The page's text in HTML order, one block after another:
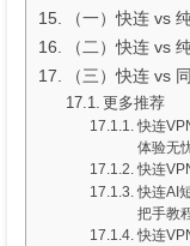
（一）快连 vs
（二）快连 vs
（三）快连 vs
更多推荐
快连
体验无
快连
快连AI
把手教
快连